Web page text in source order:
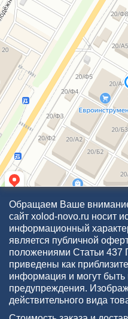
Обращаем Ваше
сайт xolod-novo.ru носит
информационный
является публичной
положениями Статьи
приведены как
информация и могут
предупреждения.
действительного вида